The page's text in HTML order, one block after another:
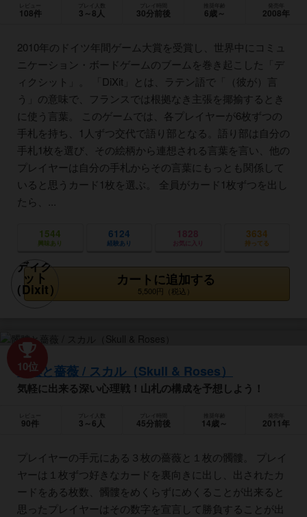
108件
プレイ人数
3～8人 30分前後
推奨年齢
6歳～ 2008年
2010年のドイツ年間ゲーム大賞を受賞し、世界中にコミュ
ニケーション・ボードゲームのブームを巻き起こした「デ
ィクシット」。 「DiXit」とは、ラテン語で「（彼が）言
う」の意味で、フランスでは根拠なき主張を揶揄するとき
に使う言葉。 このゲームでは、各プレイヤーが6枚ずつの
手札を持ち、1人ずつ交代で語り部となる。語り部は自分の
手札1枚を選び、その絵柄から連想される言葉を言い、他の
プレイヤーは自分の手札からその言葉にもっとも関係して
いると思うカード1枚を選ぶ。 全員がカード1枚ずつを出し
たら、...
1544
興味あり
6124
経験あり
1828
お気に入り
3634
持ってる
カートに追加する
5,500円（税込）
10位
髑髏と薔薇 / スカル（Skull & Roses）
気軽に出来る深い心理戦！山札の構成を予想しよう！
90件
プレイ人数
3～6人 45分前後
推奨年齢
14歳～ 2011年
プレイヤーの手元にある３枚の薔薇と１枚の髑髏。 プレイ
ヤーは１枚ずつ好きなカードを裏向きに出し、出されたカ
ードをある枚数、髑髏をめくらずにめくることが出来ると
思ったプレイヤーはその数字を宣言して勝負することが出